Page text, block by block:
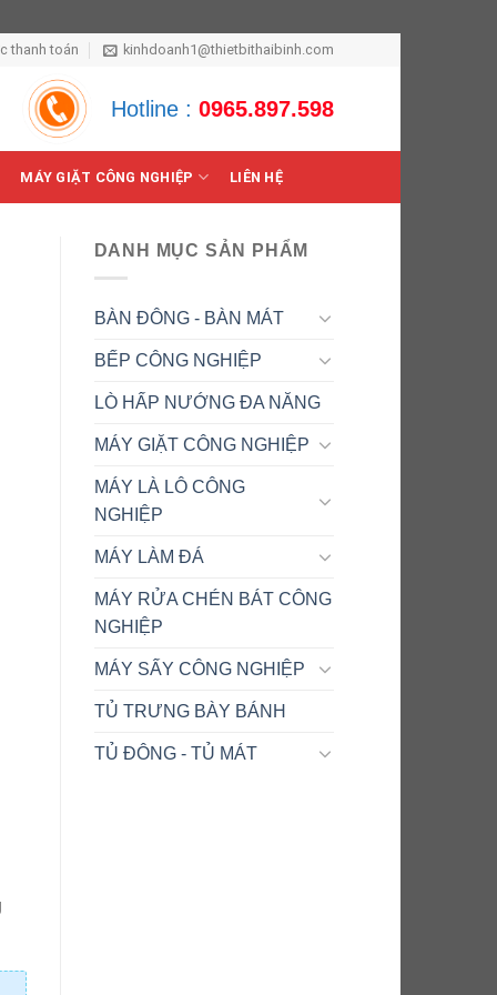
thanh toán kinhdoanh1@thietbithaibinh.com
Hotline : 0965.897.598
MÁY GIẶT CÔNG NGHIỆP LIÊN HỆ
DANH MỤC SẢN PHẨM
BÀN ĐÔNG - BÀN MÁT
BẾP CÔNG NGHIỆP
LÒ HẤP NƯỚNG ĐA NĂNG
MÁY GIẶT CÔNG NGHIỆP
MÁY LÀ LÔ CÔNG
NGHIỆP
MÁY LÀM ĐÁ
MÁY RỬA CHÉN BÁT CÔNG
NGHIỆP
MÁY SẤY CÔNG NGHIỆP
TỦ TRƯNG BÀY BÁNH
TỦ ĐÔNG - TỦ MÁT